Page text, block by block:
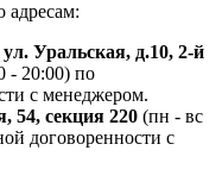
адресам:
Уральская, д.10, 2-й
- 20:00) по
с менеджером.
54, секция 220 (пн - вс
договоренности с